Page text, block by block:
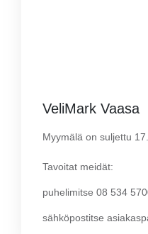
VeliMark Vaasa
Myymälä on suljettu
Tavoitat meidät:
puhelimitse 08 534
sähköpostitse